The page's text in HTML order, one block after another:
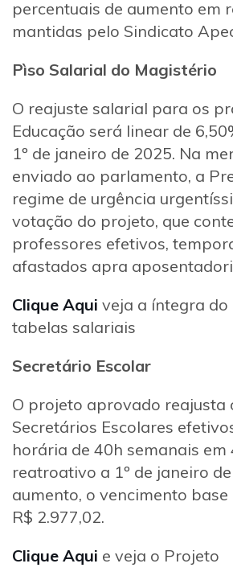
percentuais de aumento em
mantidas pelo Sindicato
Pìso Salarial do Magistério
O reajuste salarial para os
Educação será linear de
1º de janeiro de 2025. Na
enviado ao parlamento, a
regime de urgência
votação do projeto, que
professores efetivos,
afastados apra
Clique Aqui veja a íntegra do
tabelas salariais
Secretário Escolar
O projeto aprovado reajusta
Secretários Escolares
horária de 40h semanais em
reatroativo a 1º de janeiro
aumento, o vencimento base
R$ 2.977,02.
Clique Aqui e veja o Projeto